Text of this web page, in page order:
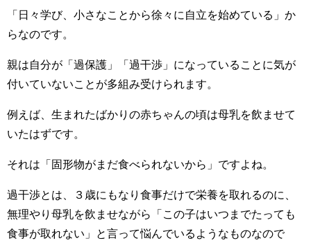
「日々学び、小さなことから徐々に自立を始めている」か
らなのです。
親は自分が「過保護」「過干渉」になっていることに気が
付いていないことが多組み受けられます。
例えば、生まれたばかりの赤ちゃんの頃は母乳を飲ませて
いたはずです。
それは「固形物がまだ食べられないから」ですよね。
過干渉とは、３歳にもなり食事だけで栄養を取れるのに、
無理やり母乳を飲ませながら「この子はいつまでたっても
食事が取れない」と言って悩んでいるようなものなので